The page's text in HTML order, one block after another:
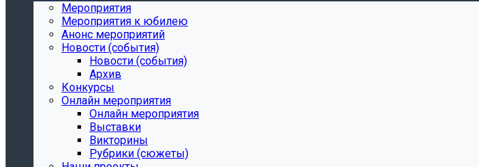
Мероприятия
Мероприятия к юбилею
Анонс мероприятий
Новости (события)
Новости (события)
Архив
Конкурсы
Онлайн мероприятия
Онлайн мероприятия
Выставки
Викторины
Рубрики (сюжеты)